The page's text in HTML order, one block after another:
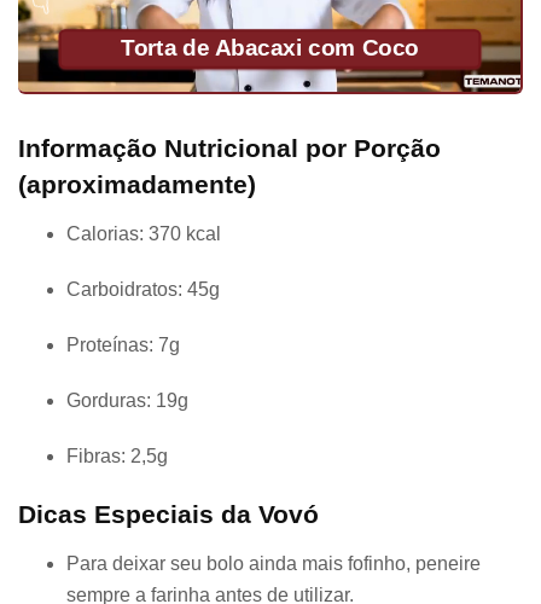
Torta de Abacaxi com Coco
Informação Nutricional por Porção
(aproximadamente)
Calorias: 370 kcal
Carboidratos: 45g
Proteínas: 7g
Gorduras: 19g
Fibras: 2,5g
Dicas Especiais da Vovó
Para deixar seu bolo ainda mais fofinho, peneire
sempre a farinha antes de utilizar.